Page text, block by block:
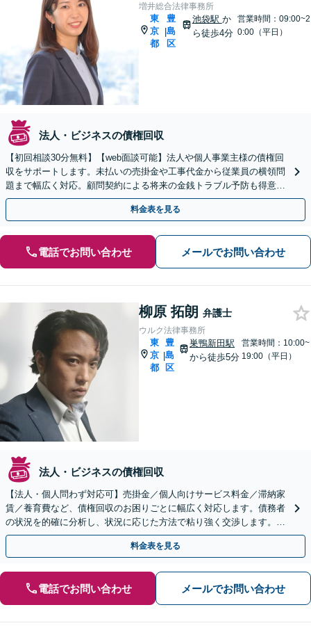
増井総合法律事務所
東
京
都
|
豊
島
区
池袋駅 か
ら徒歩4分
営業時間：09:00~2
0:00（平日）
法人・ビジネスの債権回収
【初回相談30分無料】【web面談可能】法人や個人事業主様の債権回
収をサポートします。未払いの売掛金や工事代金から従業員の横領問
題まで幅広く対応。顧問契約による将来の金銭トラブル予防も得意と
しています。【池袋駅徒歩4分】
料金表を見る
電話でお問い合わせ メールでお問い合わせ
柳原 拓朗 弁護士
ウルク法律事務所
東
京
都
|
豊
島
区
巣鴨新田駅
から徒歩5分
営業時間：10:00~
19:00（平日）
法人・ビジネスの債権回収
【法人・個人問わず対応可】売掛金／個人向けサービス料金／滞納家
賃／養育費など、債権回収のお困りごとに幅広く対応します。債務者
の状況を的確に分析し、状況に応じた方法で粘り強く交渉します。諦
めずにまずはご相談ください【初回相談無料】巣鴨新田5分
料金表を見る
電話でお問い合わせ メールでお問い合わせ